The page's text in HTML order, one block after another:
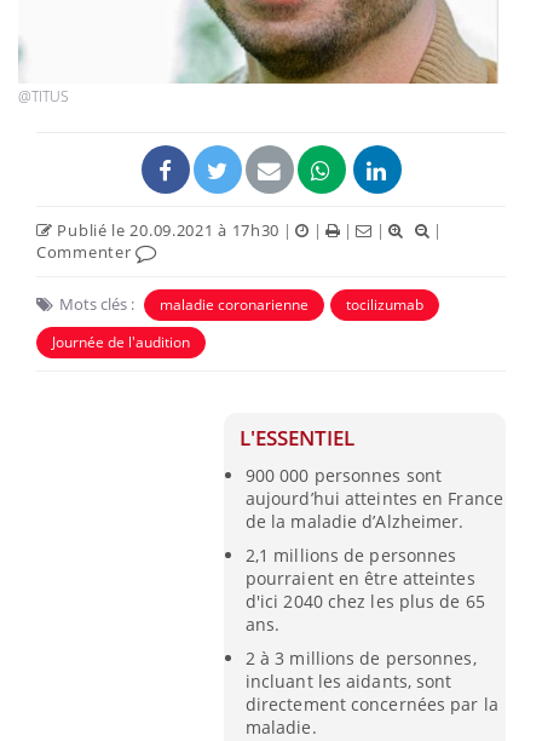
@TITUS
Publié le 20.09.2021 à 17h30 | | | |
|
Commenter
Mots clés : maladie coronarienne
tocilizumab
Journée de l'audition
L'ESSENTIEL
900 000 personnes sont
aujourd’hui atteintes en France
de la maladie d’Alzheimer.
2,1 millions de personnes
pourraient en être atteintes
d'ici 2040 chez les plus de 65
ans.
2 à 3 millions de personnes,
incluant les aidants, sont
directement concernées par la
maladie.